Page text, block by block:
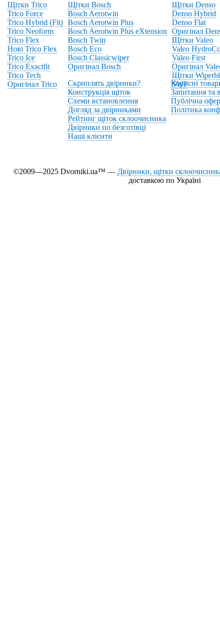
Щітки Trico
Trico Force
Trico Hybrid (Fit)
Trico Neoform
Trico Flex
Нові Trico Flex
Trico Ice
Trico Exactfit
Trico Tech
Оригінал Trico
Щітки Bosch
Bosch Aerotwin
Bosch Aerotwin Plus
Bosch Aerotwin Plus eXtension
Bosch Twin
Bosch Eco
Bosch Classicwiper
Оригінал Bosch
Щітки Denso
Denso Hybrid
Denso Flat
Оригінал
Щітки Valeo
Valeo
Valeo First
Оригінал
Щітки
SWF
Скриплять двірники?
Конструкція щіток
Схеми встановлення
Догляд за двірниками
Рейтинг щіток склоочисника
Двірники по безготівці
Наші клієнти
Корисні
Запитання та
Публічна
Політика
©2009—2025 Dvorniki.ua™ — Двірники, щітки
доставкою по Україні